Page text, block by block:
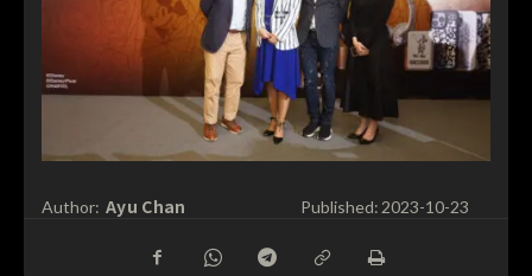
Author: Ayu Chan Published:2023-10-23